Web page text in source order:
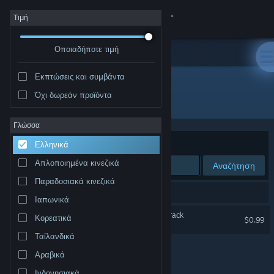
Σύνδεση
Κατάστημα
Σχετικά
Υποστήριξη
Αλλαγή γλώσσας
Προβολή ιστοσελίδας για υπολογιστές
Τιμή
Οποιαδήποτε τιμή
Εκπτώσεις και συμβάντα
Όχι δωρεάν προϊόντα
Γλώσσα
Ελληνικά
Απλοποιημένα κινεζικά
Παραδοσιακά κινεζικά
Ιαπωνικά
Κορεατικά
Ταϊλανδικά
Αραβικά
Δημιουργός: Abdenara
Ταξινόμηση ανά
Αναζήτηση
Clans to Kingdoms Soundtrack
$0.99